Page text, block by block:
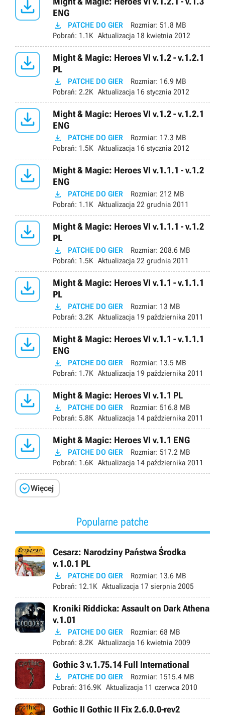

ENG
 PATCHE DO GIER Rozmiar: 51.8 MB
Pobrań: 1.1K Aktualizacja 18 kwietnia 2012

Might & Magic: Heroes VI v.1.2 - v.1.2.1
PL
 PATCHE DO GIER Rozmiar: 16.9 MB
Pobrań: 2.2K Aktualizacja 16 stycznia 2012

Might & Magic: Heroes VI v.1.2 - v.1.2.1
ENG
 PATCHE DO GIER Rozmiar: 17.3 MB
Pobrań: 1.5K Aktualizacja 16 stycznia 2012

Might & Magic: Heroes VI v.1.1.1 - v.1.2
ENG
 PATCHE DO GIER Rozmiar: 212 MB
Pobrań: 1.1K Aktualizacja 22 grudnia 2011

Might & Magic: Heroes VI v.1.1.1 - v.1.2
PL
 PATCHE DO GIER Rozmiar: 208.6 MB
Pobrań: 1.5K Aktualizacja 22 grudnia 2011

Might & Magic: Heroes VI v.1.1 - v.1.1.1
PL
 PATCHE DO GIER Rozmiar: 13 MB
Pobrań: 3.2K Aktualizacja 19 października 2011

Might & Magic: Heroes VI v.1.1 - v.1.1.1
ENG
 PATCHE DO GIER Rozmiar: 13.5 MB
Pobrań: 1.7K Aktualizacja 19 października 2011
 Might & Magic: Heroes VI v.1.1 PL
 PATCHE DO GIER Rozmiar: 516.8 MB
Pobrań: 5.8K Aktualizacja 14 października 2011
 Might & Magic: Heroes VI v.1.1 ENG
 PATCHE DO GIER Rozmiar: 517.2 MB
Pobrań: 1.6K Aktualizacja 14 października 2011
Więcej
Popularne patche
Cesarz: Narodziny Państwa Środka
v.1.0.1 PL
 PATCHE DO GIER Rozmiar: 13.6 MB
Pobrań: 12.1K Aktualizacja 17 sierpnia 2005
Kroniki Riddicka: Assault on Dark Athena
v.1.01
 PATCHE DO GIER Rozmiar: 68 MB
Pobrań: 8.2K Aktualizacja 16 kwietnia 2009
Gothic 3 v.1.75.14 Full International
 PATCHE DO GIER Rozmiar: 1515.4 MB
Pobrań: 316.9K Aktualizacja 11 czerwca 2010
Gothic II Gothic II Fix 2.6.0.0-rev2